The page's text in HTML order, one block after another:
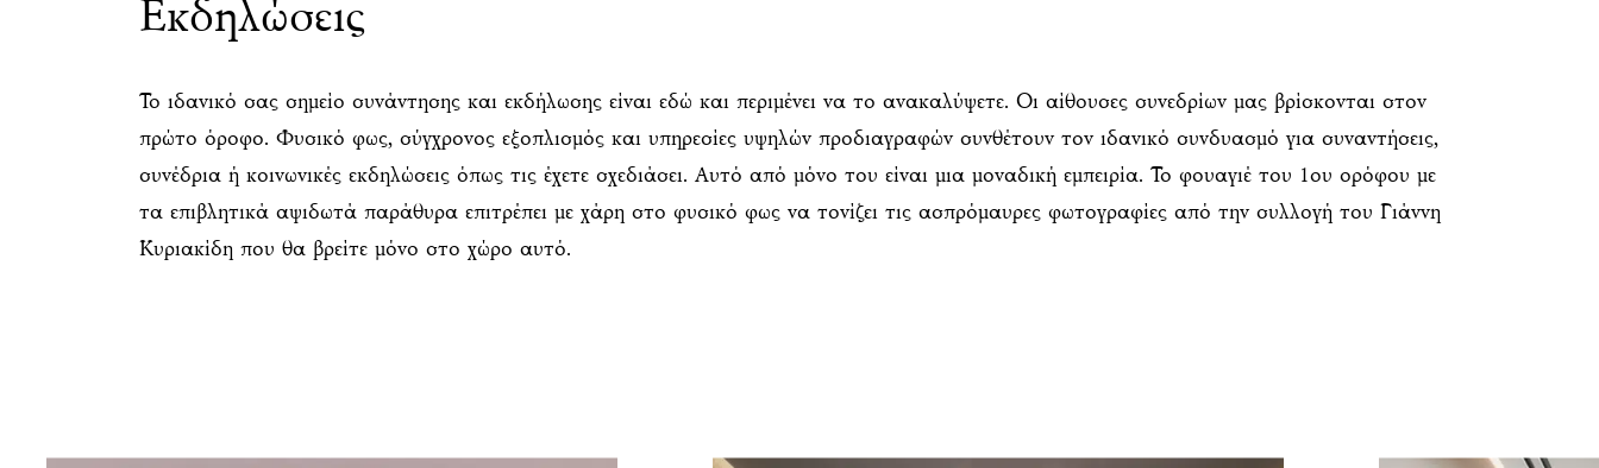
Εκδηλώσεις
Το ιδανικό σας σημείο συνάντησης και εκδήλωσης είναι εδώ και περιμένει να το ανακαλύψετε. Οι αίθουσες συνεδρίων μας βρίσκονται στον
πρώτο όροφο. Φυσικό φως, σύγχρονος εξοπλισμός και υπηρεσίες υψηλών προδιαγραφών συνθέτουν τον ιδανικό συνδυασμό για συναντήσεις,
συνέδρια ή κοινωνικές εκδηλώσεις όπως τις έχετε σχεδιάσει. Αυτό από μόνο του είναι μια μοναδική εμπειρία. Το φουαγιέ του 1ου ορόφου με
τα επιβλητικά αψιδωτά παράθυρα επιτρέπει με χάρη στο φυσικό φως να τονίζει τις ασπρόμαυρες φωτογραφίες από την συλλογή του Γιάννη
Κυριακίδη που θα βρείτε μόνο στο χώρο αυτό.